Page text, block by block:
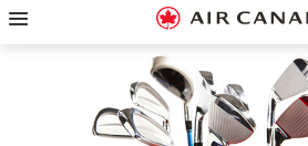
página
Omitir
pasar
Omitir
pasar
campo
Omitir
pasar
Omitir
pasar
Omitir
pasar